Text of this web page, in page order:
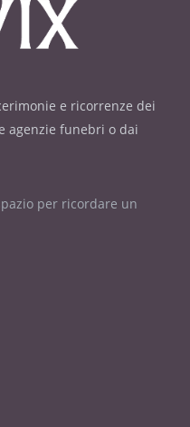
e ricorrenze dei
agenzie funebri o dai
per ricordare un